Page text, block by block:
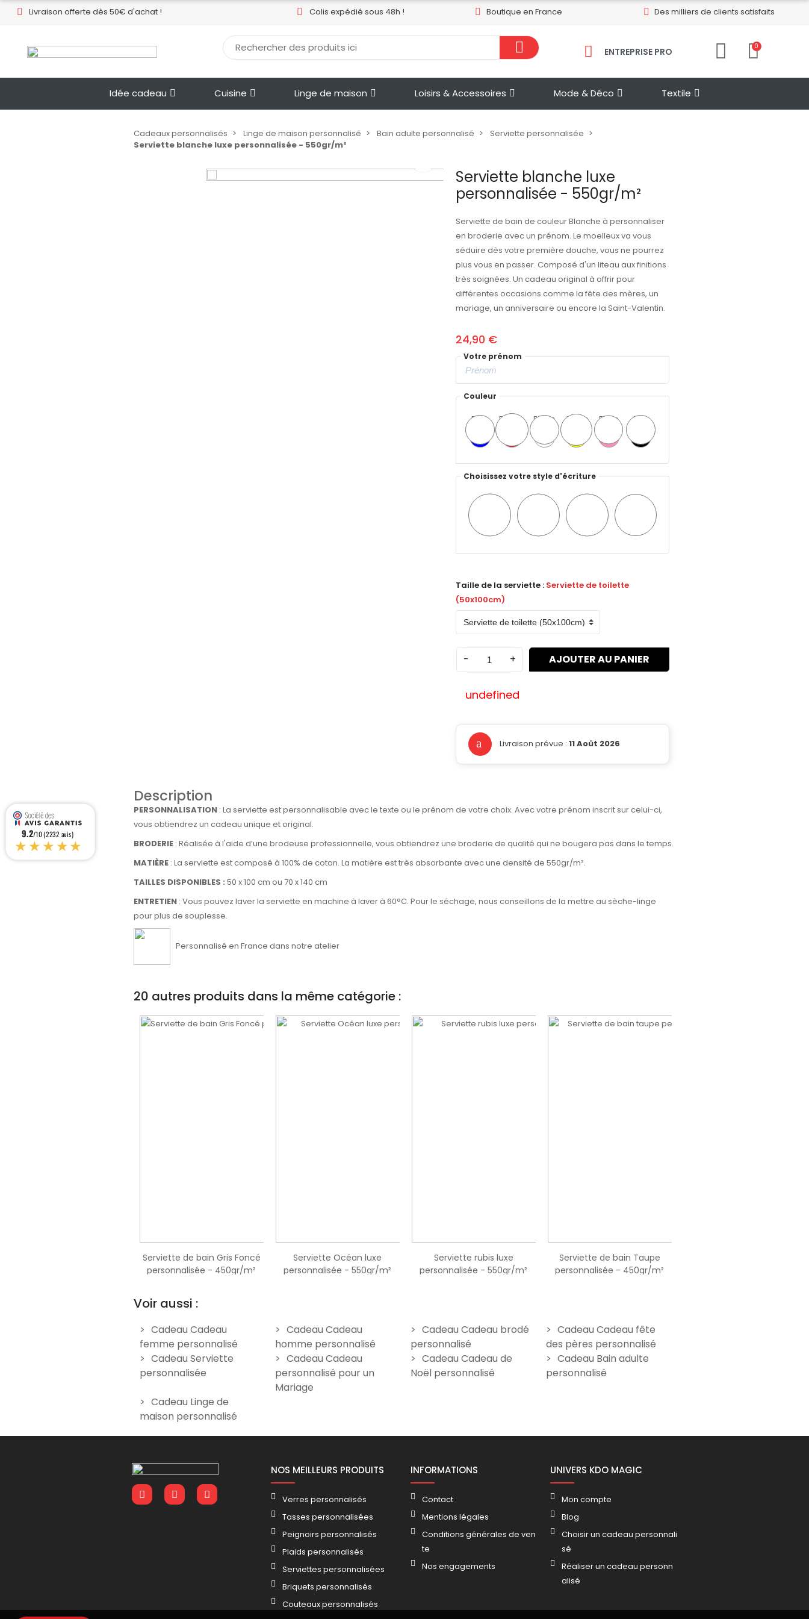
Livraison offerte dès 50€ d'achat !​ Colis expédié sous 48h ! Boutique en France Des milliers de clients satisfaits
ENTREPRISE PRO​ 0
Idée cadeau Cuisine Linge de maison Loisirs & Accessoires Mode & Déco Textile
Cadeaux personnalisés Linge de maison personnalisé Bain adulte personnalisé
Serviette personnalisée
Serviette blanche luxe personnalisée - 550gr/m²
Serviette blanche luxe
personnalisée - 550gr/m²
Serviette de bain de couleur Blanche à personnaliser
en broderie avec un prénom. Le moelleux va vous
séduire dès votre première douche, vous ne pourrez
plus vous en passer. Composé d'un liteau aux finitions
très soignées. Un cadeau original à offrir pour
différentes occasions comme la fête des mères, un
mariage, un anniversaire ou encore la Saint-Valentin.
24,90 €
Votre prénom
Couleur
Bleu Rouge Blanc Jaune Rose Noir
Choisissez votre style d'écriture
Style Style Style Style
Taille de la serviette : Serviette de toilette
(50x100cm)
- + AJOUTER AU PANIER
undefined
Livraison prévue : 11 Août 2026
Description
PERSONNALISATION: La serviette est personnalisable avec le texte ou le prénom de votre choix. Avec votre prénom inscrit sur celui-ci,
vous obtiendrez un cadeau unique et original.
BRODERIE: Réalisée à l'aide d’une brodeuse professionnelle, vous obtiendrez une broderie de qualité qui ne bougera pas dans le temps.
MATIÈRE: La serviette est composé à 100% de coton. La matière est très absorbante avec une densité de 550gr/m².
TAILLES DISPONIBLES : 50 x 100 cm ou 70 x 140 cm
ENTRETIEN : Vous pouvez laver la serviette en machine à laver à 60°C. Pour le séchage, nous conseillons de la mettre au sèche-linge
pour plus de souplesse.
Personnalisé en France dans notre atelier
20 autres produits dans la même catégorie :
Serviette de bain Gris Foncé
personnalisée - 450gr/m²
14,90 €
Serviette Océan luxe
personnalisée - 550gr/m²
Serviette rubis luxe
personnalisée - 550gr/m²
Serviette de bain Taupe
personnalisée - 450gr/m²
Voir aussi :
Cadeau Cadeau
femme personnalisé
Cadeau Cadeau
homme personnalisé
Cadeau Cadeau brodé
personnalisé
Cadeau Cadeau fête
des pères personnalisé
Cadeau Serviette
personnalisée
Cadeau Cadeau
personnalisé pour un
Mariage
Cadeau Cadeau de
Noël personnalisé
Cadeau Bain adulte
personnalisé
Cadeau Linge de
maison personnalisé
NOS MEILLEURS PRODUITS
Verres personnalisés
Tasses personnalisées
Peignoirs personnalisés
Plaids personnalisés
Serviettes personnalisées
Briquets personnalisés
Couteaux personnalisés
INFORMATIONS
Contact
Mentions légales
Conditions générales de ven
te
Nos engagements
UNIVERS KDO MAGIC
Mon compte
Blog
Choisir un cadeau personnali
sé
Réaliser un cadeau personn
alisé
9.2/10 (2232 avis)
★★★★★